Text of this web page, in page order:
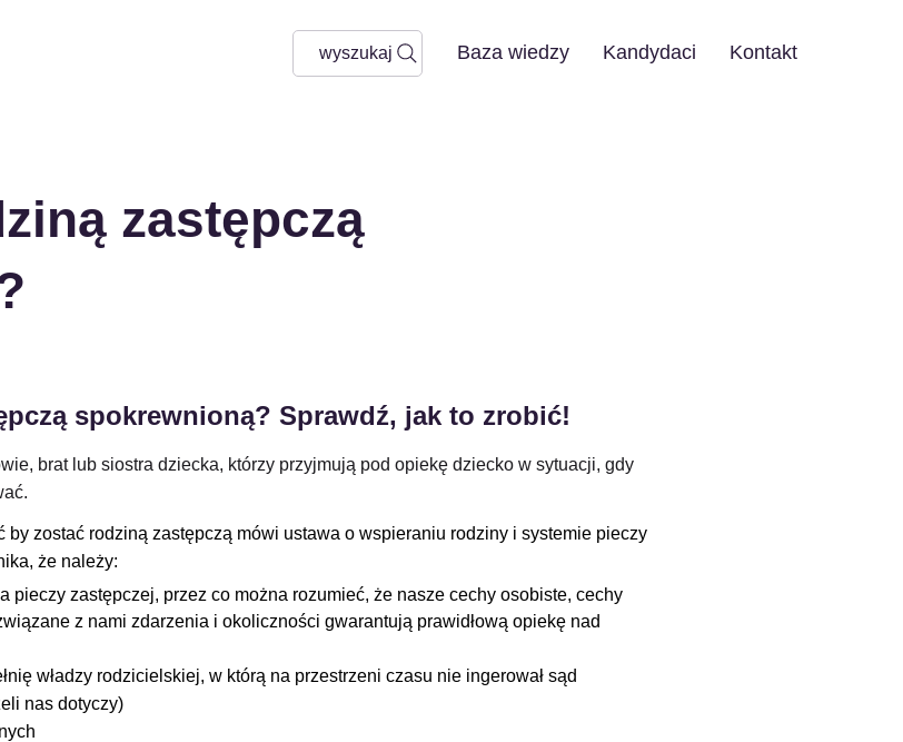
Baza wiedzy Kandydaci Kontakt
wyszukaj
zastępczą
spokrewnioną? Sprawdź, jak to zrobić!
brat lub siostra dziecka, którzy przyjmują pod opiekę dziecko w sytuacji, gdy
by zostać rodziną zastępczą mówi ustawa o wspieraniu rodziny i systemie pieczy
że należy:
pieczy zastępczej, przez co można rozumieć, że nasze cechy osobiste, cechy
z nami zdarzenia i okoliczności gwarantują prawidłową opiekę nad
władzy rodzicielskiej, w którą na przestrzeni czasu nie ingerował sąd
nas dotyczy)